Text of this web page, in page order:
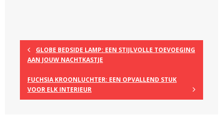
GLOBE BEDSIDE LAMP: EEN STIJLVOLLE TOEVOEGING
AAN JOUW NACHTKASTJE
FUCHSIA KROONLUCHTER: EEN OPVALLEND STUK
VOOR ELK INTERIEUR